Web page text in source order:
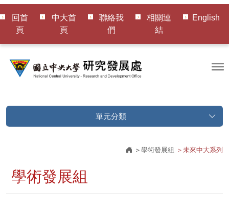
回首
頁
中大首
頁
聯絡我
們
相關連
結
English
單元分類
學術發展組 未來中大系列
學術發展組